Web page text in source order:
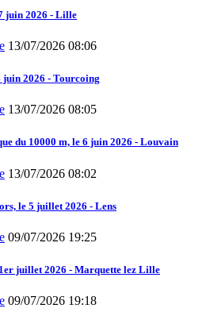
juin 2026 - Lille
13/07/2026 08:06
juin 2026 - Tourcoing
13/07/2026 08:05
du 10000 m, le 6 juin 2026 - Louvain
13/07/2026 08:02
le 5 juillet 2026 - Lens
09/07/2026 19:25
juillet 2026 - Marquette lez Lille
09/07/2026 19:18